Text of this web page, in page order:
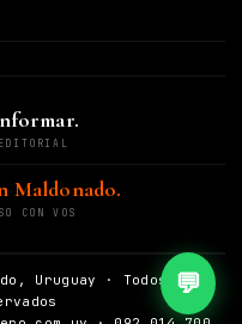
Maldonado.
CON VOS
Uruguay · Todos los
💬